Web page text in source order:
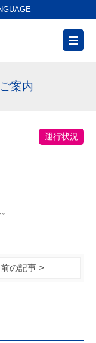
案内
運行状況
前の記事 >